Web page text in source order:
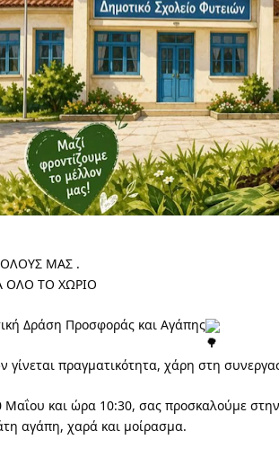
ΟΛΟΥΣ ΜΑΣ .
ΟΛΟ ΤΟ ΧΩΡΙΟ
Δράση Προσφοράς και Αγάπης
γίνεται πραγματικότητα, χάρη στη
Μαΐου και ώρα 10:30, σας προσκαλούμε
αγάπη, χαρά και μοίρασμα.